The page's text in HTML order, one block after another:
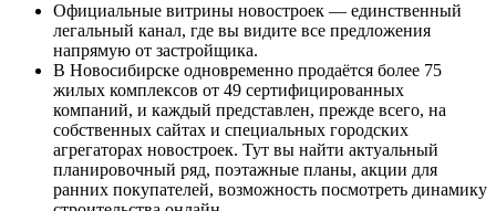
Официальные витрины новостроек — единственный
легальный канал, где вы видите все предложения
напрямую от застройщика.
В Новосибирске одновременно продаётся более 75
жилых комплексов от 49 сертифицированных
компаний, и каждый представлен, прежде всего, на
собственных сайтах и специальных городских
агрегаторах новостроек. Тут вы найти актуальный
планировочный ряд, поэтажные планы, акции для
ранних покупателей, возможность посмотреть динамику